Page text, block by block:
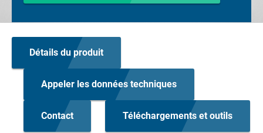
Carrière chez KAUP
Recherche de produits
Capacité résiduelle
Détails du produit
Appeler les données techniques
Contact Téléchargements et outils